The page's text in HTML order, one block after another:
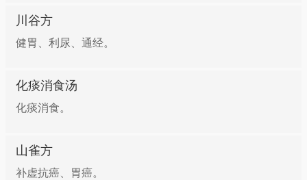
川谷方
健胃、利尿、通经。
化痰消食汤
化痰消食。
山雀方
补虚抗癌、胃癌。